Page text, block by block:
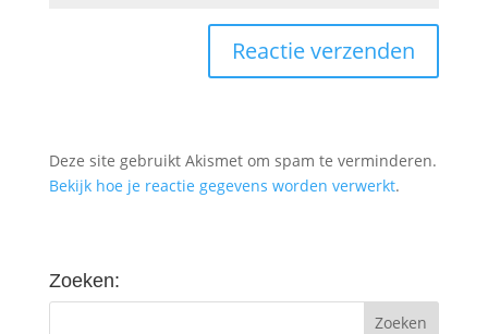
Deze site gebruikt Akismet om spam te verminderen.
Bekijk hoe je reactie gegevens worden verwerkt.
Zoeken: